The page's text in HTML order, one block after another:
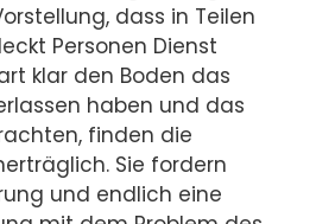
dass in Teilen
Personen Dienst
klar den Boden das
haben und das
finden die
Sie fordern
und endlich eine